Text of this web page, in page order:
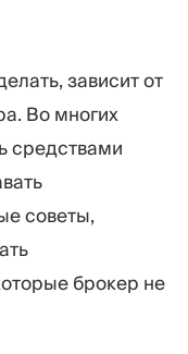
зависит от
Во многих
средствами
советы,
брокер не